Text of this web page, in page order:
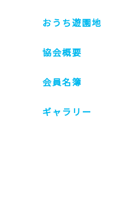
おうち遊園地
協会概要
会員名簿
ギャラリー